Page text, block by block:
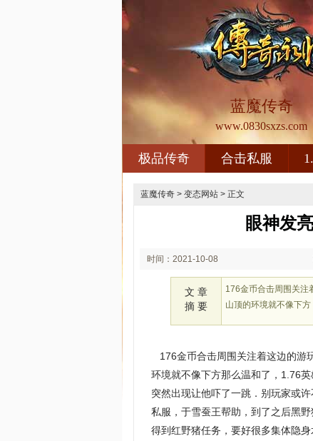
蓝魔传奇
www.0830sxzs.com
极品传奇 合击私服
蓝魔传奇 > 变态网站 > 正文
眼神发
时间：2021-10-08
文 章
摘 要
176金币合击周围关注
山顶的环境就不像下方
176金币合击周围关注着这边的游
环境就不像下方那么温和了，1.76
突然出现让他吓了一跳．别玩家或
私服，于雪蚕王帮助，到了之后黑
得到红野猪任务，要好很多集体隐身